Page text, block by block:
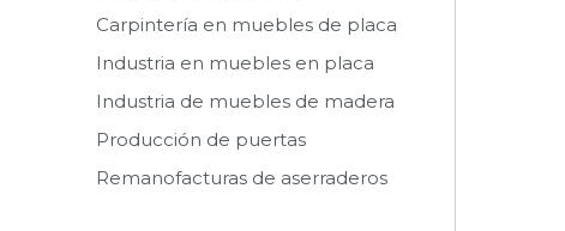
Carpintería en muebles de placa
Industria en muebles en placa
Industria de muebles de madera
Producción de puertas
Remanofacturas de aserraderos